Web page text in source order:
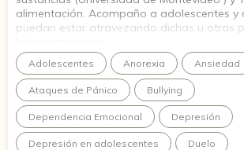
alimentación. Acompaño a adolescentes y
puedan estar atravezando dichas u otras
Adolescentes Anorexia Ansiedad
Ataques de Pánico Bullying
Dependencia Emocional Depresión
Depresión en adolescentes Duelo